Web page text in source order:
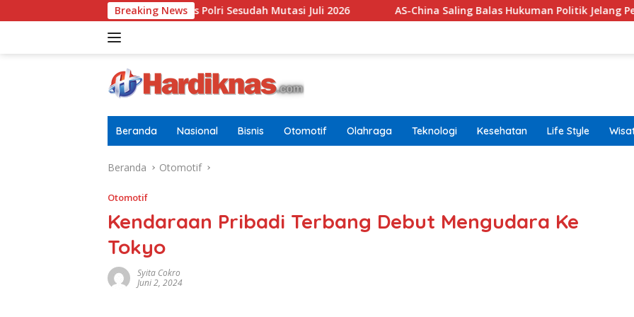
ke
Breaking News
Terbaru Di Pusdokkes Polri Sesudah Mutasi Juli 2026 AS-China Saling Balas Hukuman Politik Jelang Pertemuan
Beranda Nasional Bisnis Otomotif Olahraga Teknologi Kesehatan Life Style
Beranda Otomotif
Otomotif
Kendaraan Pribadi Terbang Debut Mengudara Ke
Tokyo
Syita Cokro
Juni 2, 2024